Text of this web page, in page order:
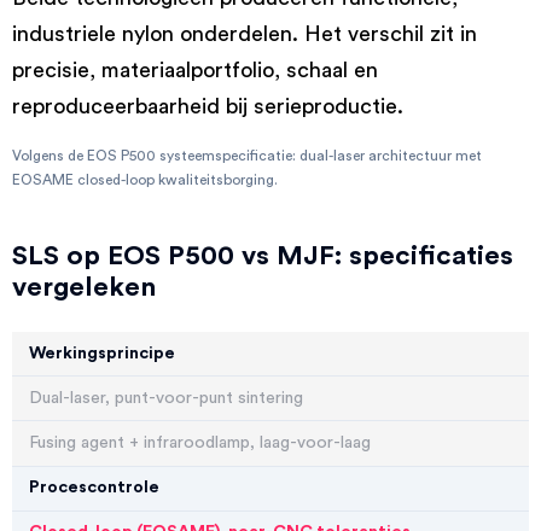
industriele nylon onderdelen. Het verschil zit in
precisie, materiaalportfolio, schaal en
reproduceerbaarheid bij serieproductie.
Volgens de EOS P500 systeemspecificatie: dual-laser architectuur met
EOSAME closed-loop kwaliteitsborging.
SLS op EOS P500 vs MJF: specificaties
vergeleken
Werkingsprincipe
Dual-laser, punt-voor-punt sintering
Fusing agent + infraroodlamp, laag-voor-laag
Procescontrole